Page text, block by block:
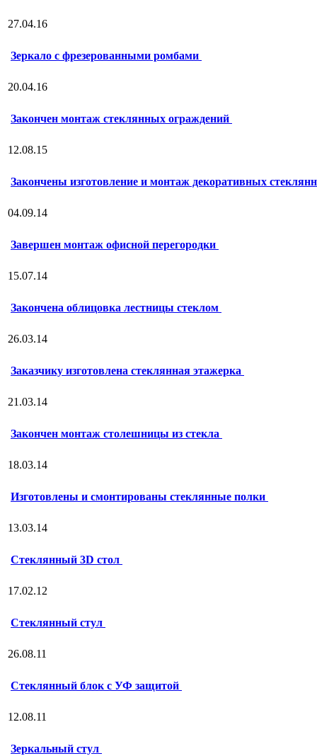
27.04.16
Зеркало с фрезерованными ромбами
20.04.16
Закончен монтаж стеклянных ограждений
12.08.15
Закончены изготовление и монтаж декоративных
04.09.14
Завершен монтаж офисной перегородки
15.07.14
Закончена облицовка лестницы стеклом
26.03.14
Заказчику изготовлена стеклянная этажерка
21.03.14
Закончен монтаж столешницы из стекла
18.03.14
Изготовлены и смонтированы стеклянные полки
13.03.14
Стеклянный 3D стол
17.02.12
Стеклянный стул
26.08.11
Стеклянный блок с УФ защитой
12.08.11
Зеркальный стул